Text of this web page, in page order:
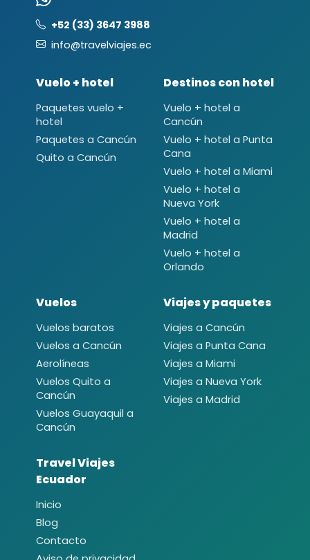
+52 (33) 3647 3988
info@travelviajes.ec
Vuelo + hotel
Paquetes vuelo +
hotel
Paquetes a Cancún
Quito a Cancún
Destinos con hotel
Vuelo + hotel a
Cancún
Vuelo + hotel a Punta
Cana
Vuelo + hotel a Miami
Vuelo + hotel a
Nueva York
Vuelo + hotel a
Madrid
Vuelo + hotel a
Orlando
Vuelos
Vuelos baratos
Vuelos a Cancún
Aerolíneas
Vuelos Quito a
Cancún
Vuelos Guayaquil a
Cancún
Viajes y paquetes
Viajes a Cancún
Viajes a Punta Cana
Viajes a Miami
Viajes a Nueva York
Viajes a Madrid
Travel Viajes
Ecuador
Inicio
Blog
Contacto